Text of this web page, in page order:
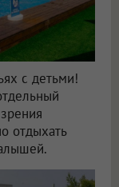
с детьми!
отдыхать